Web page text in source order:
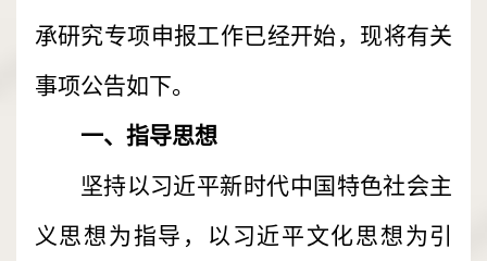
承研究专项申报工作已经开始，现将有关
事项公告如下。
一、指导思想
坚持以习近平新时代中国特色社会主
义思想为指导，以习近平文化思想为引